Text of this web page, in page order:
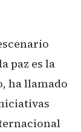
paz es la
ha llamado